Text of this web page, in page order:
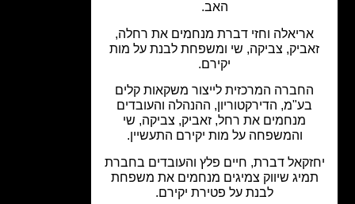
אריאלה וחזי דברת מנחמים את רחלה,
צביקה, שי ומשפחת לבנת על מות
החברה המרכזית לייצור משקאות קלים
בע"מ, הדירקטוריון, ההנהלה והעובדים
מנחמים את רחל, זאביק, צביקה, שי
והמשפחה על מות יקירם התעשיין.
דברת, חיים פלץ והעובדים בחברת
שיווק צמיגים מנחמים את משפחת
לבנת על פטירת יקירם.